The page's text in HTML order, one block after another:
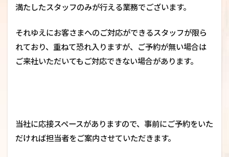
満たしたスタッフのみが行える業務でございます。
それゆえにお客さまへのご対応ができるスタッフが限ら
れており、重ねて恐れ入りますが、ご予約が無い場合は
ご来社いただいてもご対応できない場合があります。
当社に応接スペースがありますので、事前にご予約をいた
だければ担当者をご案内させていただきます。